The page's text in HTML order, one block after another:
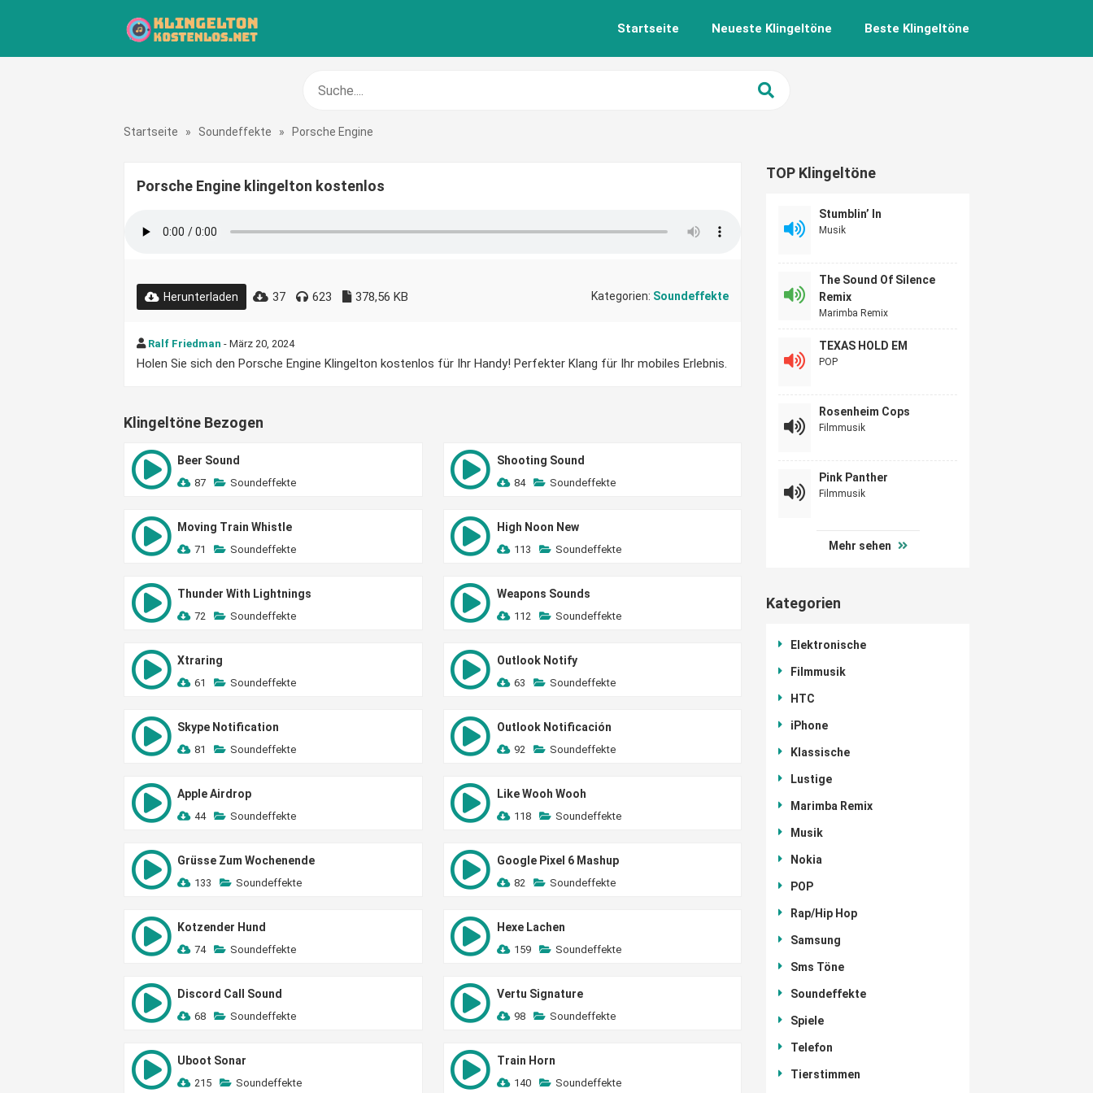
Startseite Neueste Klingeltöne Beste Klingeltöne
Startseite » Soundeffekte » Porsche Engine
Porsche Engine klingelton kostenlos
Herunterladen 37 623 378,56 KB Kategorien: Soundeffekte
Ralf Friedman - März 20, 2024
Holen Sie sich den Porsche Engine Klingelton kostenlos für Ihr Handy! Perfekter Klang für Ihr mobiles Erlebnis.
Klingeltöne Bezogen
Beer Sound
87 Soundeffekte
Shooting Sound
84 Soundeffekte
Moving Train Whistle
71 Soundeffekte
High Noon New
113 Soundeffekte
Thunder With Lightnings
72 Soundeffekte
Weapons Sounds
112 Soundeffekte
Xtraring
61 Soundeffekte
Outlook Notify
63 Soundeffekte
Skype Notification
81 Soundeffekte
Outlook Notificación
92 Soundeffekte
Apple Airdrop
44 Soundeffekte
Like Wooh Wooh
118 Soundeffekte
Grüsse Zum Wochenende
133 Soundeffekte
Google Pixel 6 Mashup
82 Soundeffekte
Kotzender Hund
74 Soundeffekte
Hexe Lachen
159 Soundeffekte
Discord Call Sound
68 Soundeffekte
Vertu Signature
98 Soundeffekte
Uboot Sonar
215 Soundeffekte
Train Horn
140 Soundeffekte
TOP Klingeltöne
Stumblin’ In
Musik
The Sound Of Silence
Remix
Marimba Remix
TEXAS HOLD EM
POP
Rosenheim Cops
Filmmusik
Pink Panther
Filmmusik
Mehr sehen
Kategorien
Elektronische
Filmmusik
HTC
iPhone
Klassische
Lustige
Marimba Remix
Musik
Nokia
POP
Rap/Hip Hop
Samsung
Sms Töne
Soundeffekte
Spiele
Telefon
Tierstimmen